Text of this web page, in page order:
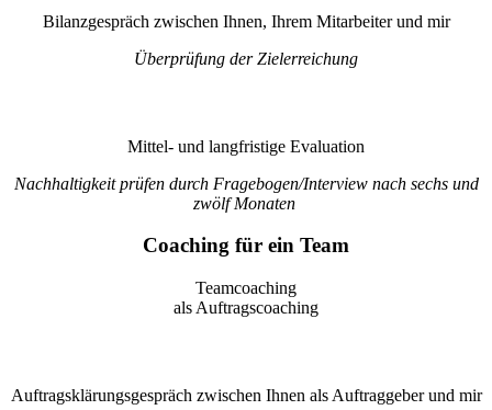
Bilanzgespräch zwischen Ihnen, Ihrem Mitarbeiter und mir
Überprüfung der Zielerreichung
Mittel- und langfristige Evaluation
Nachhaltigkeit prüfen durch Fragebogen/Interview nach sechs und
zwölf Monaten
Coaching für ein Team
Teamcoaching
als Auftragscoaching
Auftragsklärungsgespräch zwischen Ihnen als Auftraggeber und mir